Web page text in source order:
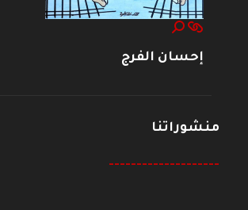
إحسان الفرج
منشوراتنا
--------------------